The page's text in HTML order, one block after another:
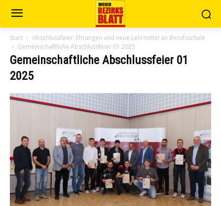
Start
Abschlussfeier: Ehrungen und neue Lehrmittel an Berufsschule
Gemeinschaftliche Abschlussfeier 01 2025
Gemeinschaftliche Abschlussfeier 01
2025